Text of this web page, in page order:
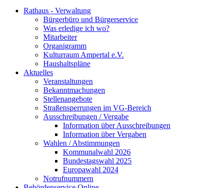
Rathaus - Verwaltung
Bürgerbüro und Bürgerservice
Was erledige ich wo?
Mitarbeiter
Organigramm
Kulturraum Ampertal e.V.
Haushaltspläne
Aktuelles
Veranstaltungen
Bekanntmachungen
Stellenangebote
Straßensperrungen im VG-Bereich
Ausschreibungen / Vergabe
Information über Ausschreibungen
Information über Vergaben
Wahlen / Abstimmungen
Kommunalwahl 2026
Bundestagswahl 2025
Europawahl 2024
Notrufnummern